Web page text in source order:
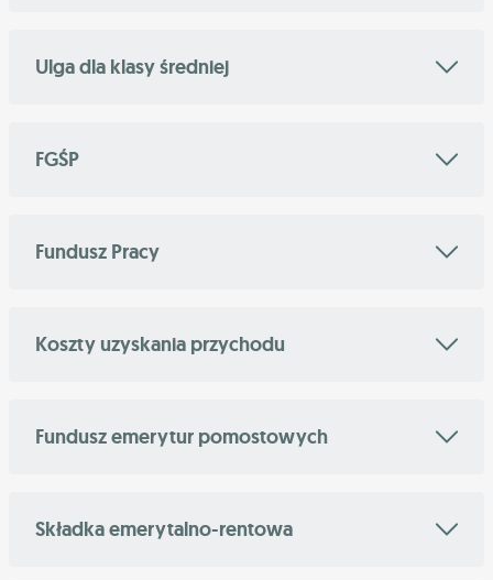
Ulga dla klasy średniej
FGŚP
Fundusz Pracy
Koszty uzyskania przychodu
Fundusz emerytur pomostowych
Składka emerytalno-rentowa